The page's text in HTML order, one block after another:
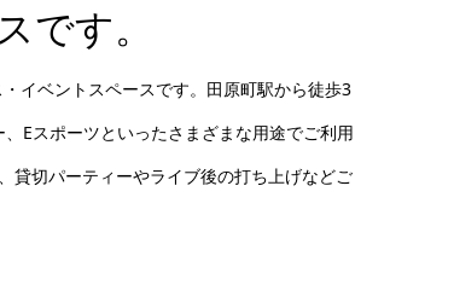
です。
イベントスペースです。田原町駅から徒歩3
Eスポーツといったさまざまな用途でご利用
貸切パーティーやライブ後の打ち上げなどご